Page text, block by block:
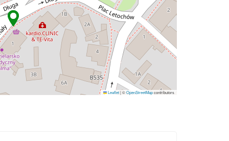
Leaflet|©OpenStreetMapcontributors